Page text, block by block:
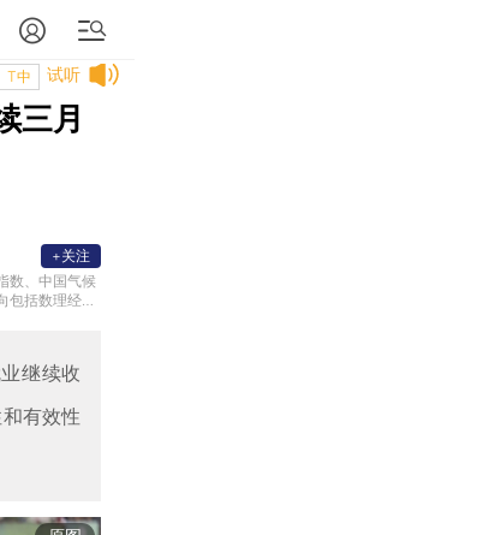
试听
T中
三月
数、中国气候
包括数理经济
+关注
继续收
有效性